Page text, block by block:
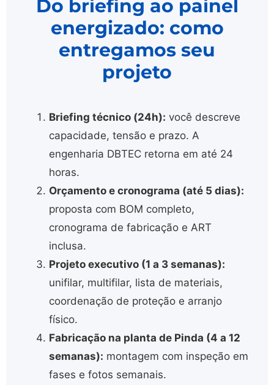
Do briefing ao painel
energizado: como
entregamos seu
projeto
Briefing técnico (24h): você descreve
capacidade, tensão e prazo. A
engenharia DBTEC retorna em até 24
horas.
Orçamento e cronograma (até 5 dias):
proposta com BOM completo,
cronograma de fabricação e ART
inclusa.
Projeto executivo (1 a 3 semanas):
unifilar, multifilar, lista de materiais,
coordenação de proteção e arranjo
físico.
Fabricação na planta de Pinda (4 a 12
semanas): montagem com inspeção em
fases e fotos semanais.